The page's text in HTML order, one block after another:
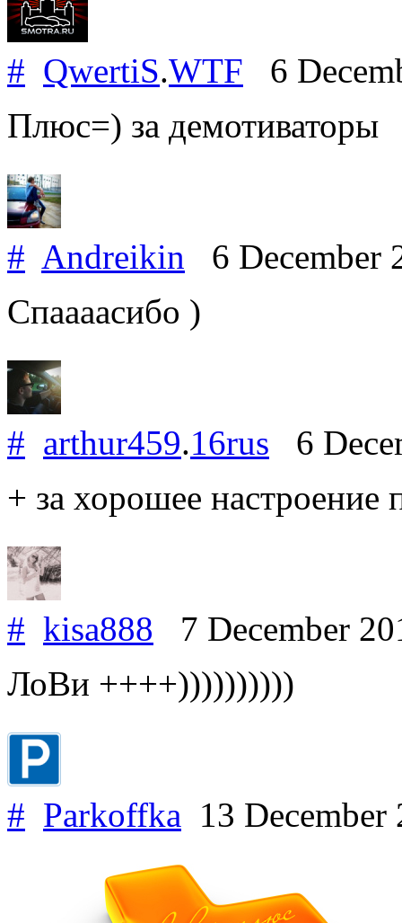
# QwertiS.WTF 6
Плюс=) за демотиваторы
# Andreikin 6 December
Спаааасибо )
# arthur459.16rus 6
+ за хорошее настроение
# kisa888 7 December
ЛоВи ++++))))))))))
# Parkoffka 13